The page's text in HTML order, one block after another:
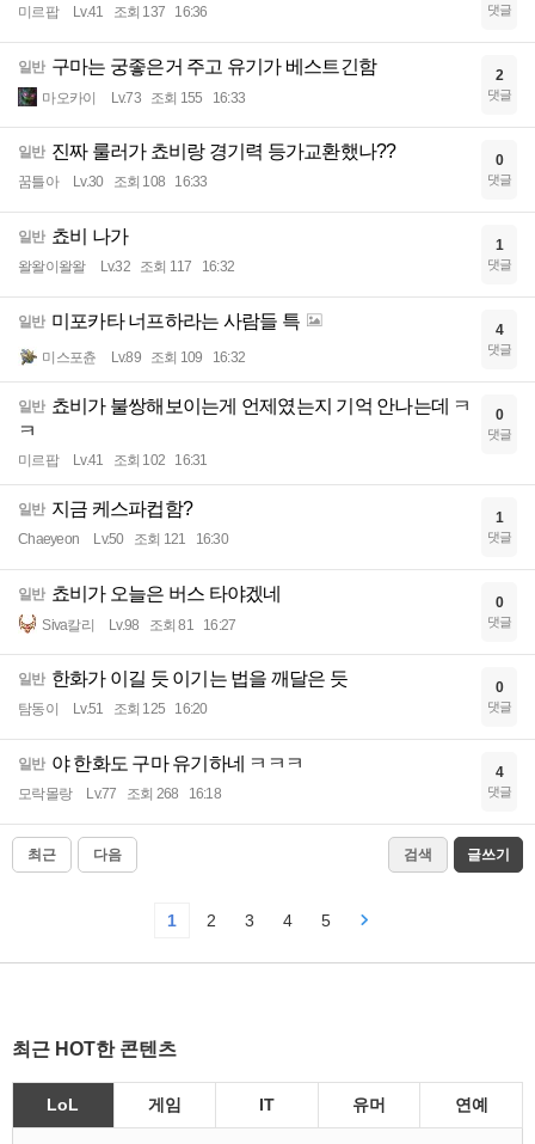
미르팝 Lv.41 조회 137 16:36 댓글
일반 구마는 궁좋은거 주고 유기가 베스트긴함
마오카이 Lv.73 조회 155 16:33
2
댓글
일반 진짜 룰러가 쵸비랑 경기력 등가교환했나??
꿈틀아 Lv.30 조회 108 16:33
0
댓글
일반 쵸비 나가
왈왈이왈왈 Lv.32 조회 117 16:32
1
댓글
일반 미포카타 너프하라는 사람들 특
미스포츈 Lv.89 조회 109 16:32
4
댓글
일반 쵸비가 불쌍해보이는게 언제였는지 기억 안나는데 ㅋ
ㅋ
미르팝 Lv.41 조회 102 16:31
0
댓글
일반 지금 케스파컵함?
Chaeyeon Lv.50 조회 121 16:30
1
댓글
일반 쵸비가 오늘은 버스 타야겠네
Siva칼리 Lv.98 조회 81 16:27
0
댓글
일반 한화가 이길 듯 이기는 법을 깨달은 듯
탐동이 Lv.51 조회 125 16:20
0
댓글
일반 야 한화도 구마 유기하네 ㅋㅋㅋ
모락몰랑 Lv.77 조회 268 16:18
4
댓글
최근 다음 검색 글쓰기
1 2 3 4 5
최근 HOT한 콘텐츠
LoL 게임 IT 유머 연예